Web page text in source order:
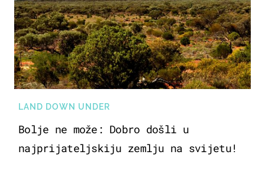
LAND DOWN UNDER
Bolje ne može: Dobro došli u
najprijateljskiju zemlju na svijetu!